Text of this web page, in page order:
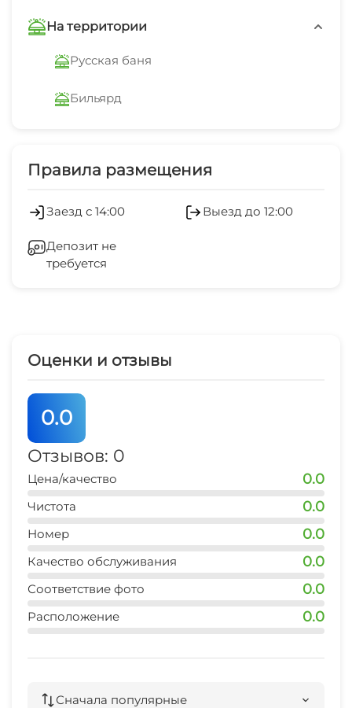
На территории
Русская баня
Бильярд
Правила размещения
Заезд с 14:00 Выезд до 12:00
Депозит не
требуется
Оценки и отзывы
0.0
Отзывов: 0
Цена/качество 0.0
Чистота 0.0
Номер 0.0
Качество обслуживания 0.0
Соответствие фото 0.0
Расположение 0.0
Сначала популярные